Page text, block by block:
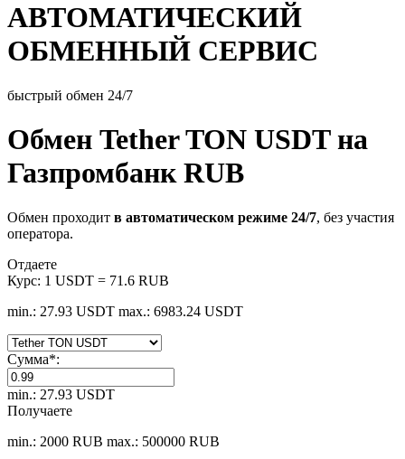
АВТОМАТИЧЕСКИЙ
ОБМЕННЫЙ СЕРВИС
быстрый обмен 24/7
Обмен Tether TON USDT на
Газпромбанк RUB
Обмен проходит в автоматическом режиме 24/7, без участия
оператора.
Отдаете
Курс: 1 USDT = 71.6 RUB
min.: 27.93 USDT max.: 6983.24 USDT
Сумма*:
min.: 27.93 USDT
Получаете
min.: 2000 RUB max.: 500000 RUB